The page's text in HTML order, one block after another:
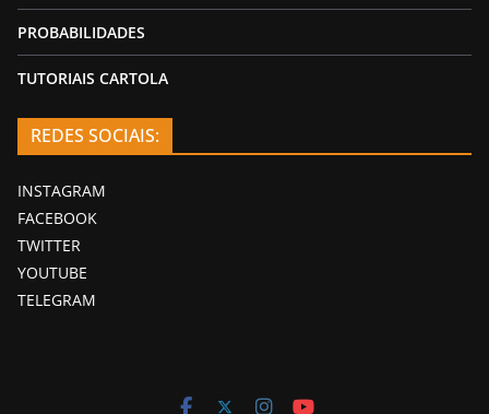
PROBABILIDADES
TUTORIAIS CARTOLA
REDES SOCIAIS:
INSTAGRAM
FACEBOOK
TWITTER
YOUTUBE
TELEGRAM